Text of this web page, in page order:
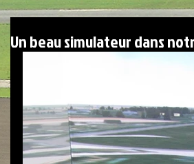
Un beau simulateur dans